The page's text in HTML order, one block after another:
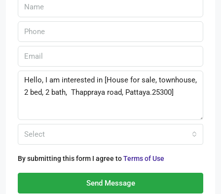
Select
By submitting this form I agree toTerms of Use
Send Message